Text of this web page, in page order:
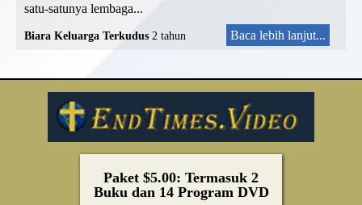
satu-satunya lembaga...
Biara Keluarga Terkudus 2 tahun Baca lebih lanjut...
Paket $5.00: Termasuk 2
Buku dan 14 Program DVD